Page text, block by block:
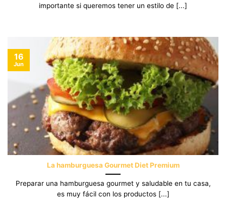
importante si queremos tener un estilo de [...]
La hamburguesa Gourmet Diet Premium
Preparar una hamburguesa gourmet y saludable en tu casa,
es muy fácil con los productos [...]
16
Jun